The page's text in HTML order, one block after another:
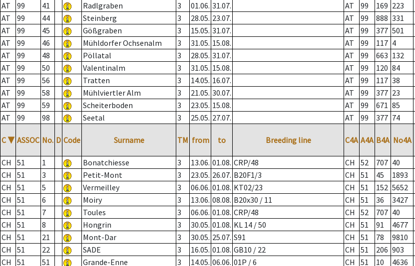
AT
99 41 Radlgraben 3 01.06. 31.07. AT 99 169 223
AT
99 44 Steinberg 3 28.05. 23.07. AT 99 888 331
AT
99 45 Gößgraben 3 15.05. 31.07. AT 99 377 501
AT
99 46 Mühldorfer Ochsenalm 3 31.05. 15.08. AT 99 117 4
AT
99 48 Pöllatal 3 28.05. 31.07. AT 99 663 132
AT
99 50 Valentinalm 3 31.05. 15.08. AT 99 120 84
AT
99 56 Tratten 3 14.05. 16.07. AT 99 117 38
AT
99 58 Mühlviertler Alm 3 21.05. 30.07. AT 99 377 23
AT
99 59 Scheiterboden 3 23.05. 15.08. AT 99 671 85
AT
99 98 Seetal 3 25.05. 27.07. AT 99 377 74
C ▼ ASSOC No. D Code Surname TM from to Breeding line C4A A4A B4A No4A
CH
51 1 Bonatchiesse 3 13.06. 01.08. CRP/48 CH 52 707 40
CH
51 3 Petit-Mont 3 23.05. 26.07. B20F1/3 CH 51 45 1893
CH
51 5 Vermeilley 3 06.06. 01.08. KT02/23 CH 51 152 5652
CH
51 6 Moiry 3 13.06. 08.08. B20x30 / 11 CH 51 36 3427
CH
51 7 Toules 3 06.06. 01.08. CRP/48 CH 52 707 40
CH
51 8 Hongrin 3 30.05. 01.08. KL 14 / 50 CH 51 91 4677
CH
51 21 Mont-Dar 3 30.05. 25.07. S91 CH 51 78 9810
CH
51 22 SADE 3 16.05. 01.08. GB10 / 22 CH 51 206 903
CH
51 51 Grande-Enne 3 14.05. 06.06. 01P / 6 CH 51 10 4636